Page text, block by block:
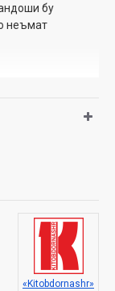
бу
неъмат
«Kitobdornashr»